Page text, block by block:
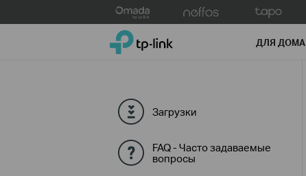
to
TP-Link, Reliably Smart ДЛЯ ДОМА
Загрузки
FAQ - Часто задаваемые
вопросы